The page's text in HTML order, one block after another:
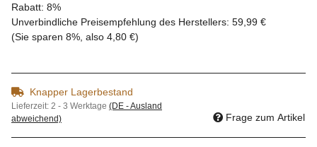
Rabatt: 8%
Unverbindliche Preisempfehlung des Herstellers: 59,99 €
(Sie sparen 8% , also 4,80 €)
Knapper Lagerbestand
Lieferzeit: 2 - 3 Werktage (DE - Ausland
abweichend)
Frage zum Artikel